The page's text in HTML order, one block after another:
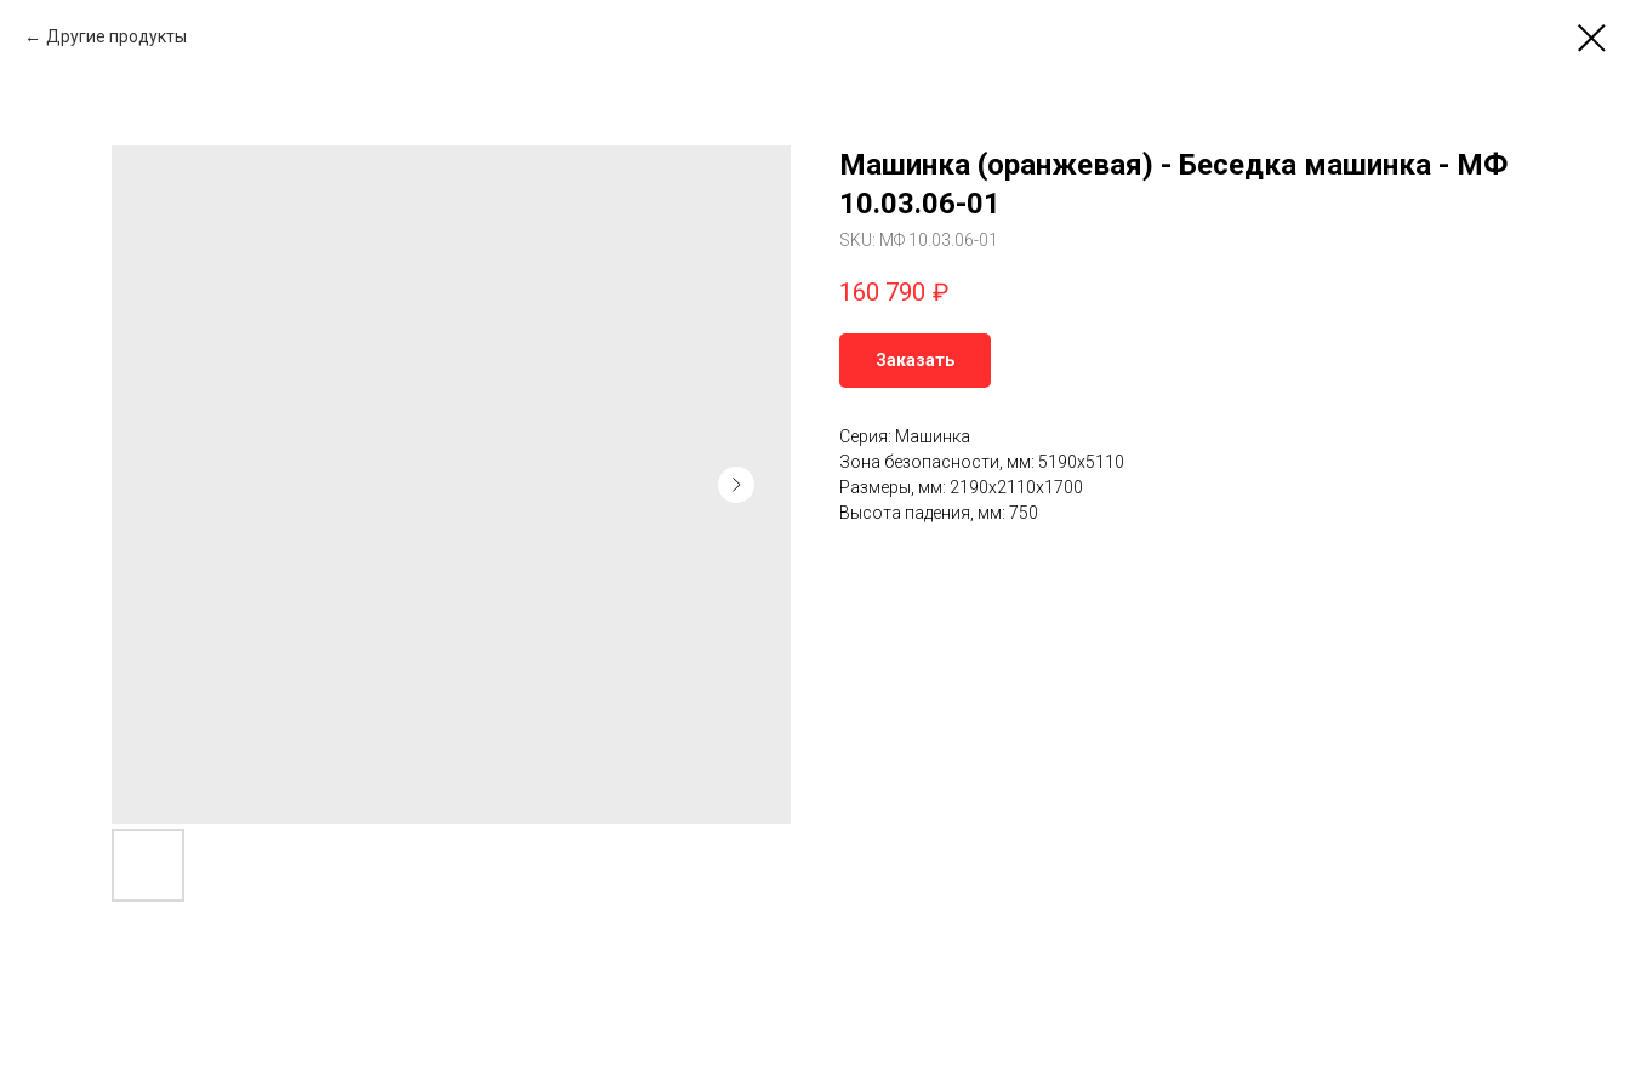
Другие продукты
Машинка (оранжевая) - Беседка машинка - МФ
10.03.06-01
SKU: МФ 10.03.06-01
160 790 ₽
Заказать
Серия: Машинка
Зона безопасности, мм: 5190х5110
Размеры, мм: 2190x2110x1700
Высота падения, мм: 750